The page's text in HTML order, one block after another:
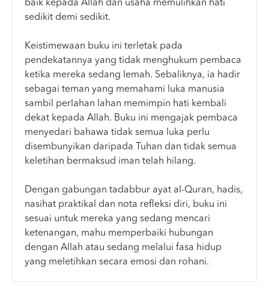
baik kepada Allah dan usaha memulihkan hati
sedikit demi sedikit.
Keistimewaan buku ini terletak pada
pendekatannya yang tidak menghukum pembaca
ketika mereka sedang lemah. Sebaliknya, ia hadir
sebagai teman yang memahami luka manusia
sambil perlahan lahan memimpin hati kembali
dekat kepada Allah. Buku ini mengajak pembaca
menyedari bahawa tidak semua luka perlu
disembunyikan daripada Tuhan dan tidak semua
keletihan bermaksud iman telah hilang.
Dengan gabungan tadabbur ayat al-Quran, hadis,
nasihat praktikal dan nota refleksi diri, buku ini
sesuai untuk mereka yang sedang mencari
ketenangan, mahu memperbaiki hubungan
dengan Allah atau sedang melalui fasa hidup
yang meletihkan secara emosi dan rohani.